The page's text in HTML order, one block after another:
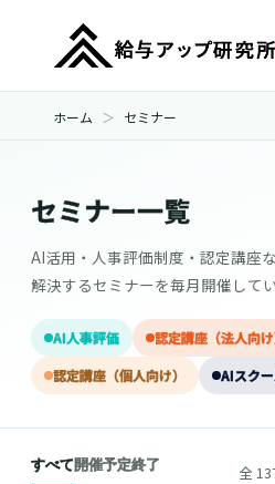
ホーム セミナー
セミナー一覧
AI活用・人事評価制度・認定講座
解決するセミナーを毎月開催してい
AI人事評価
認定講座（法人向け
認定講座（個人向け）
AIスク
すべて 開催予定終了 全